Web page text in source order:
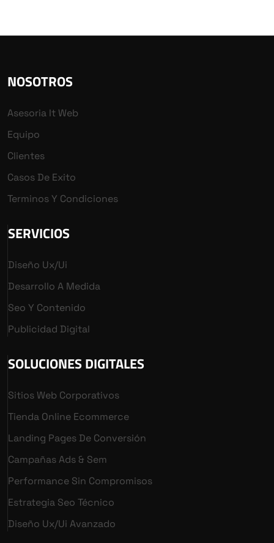
NOSOTROS
Asesoria It Web
Equipo
Clientes
Casos De Exito
Terminos Y Condiciones
SERVICIOS
Diseño Ux/ui
Desarrollo A Medida
Seo Y Contenido
Publicidad Digital
SOLUCIONES DIGITALES
Sitios Web Corporativos
Tienda Online Ecommerce
Landing Pages De Conversión
Campañas Ads & Sem
Performance Sin Compromisos
Estrategia Seo Técnico
Diseño Ux/ui Avanzado